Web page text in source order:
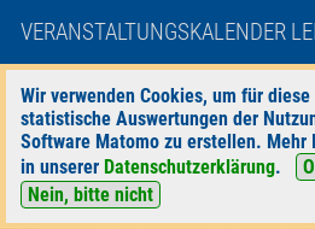
VERANSTALTUNGSKALENDER
Wir verwenden Cookies, um für
statistische Auswertungen der
Software Matomo zu erstellen.
in unserer Datenschutzerklärung.
Nein, bitte nicht